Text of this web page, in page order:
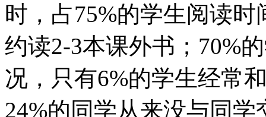
时，占75%的学生阅读
约读2-3本课外书；70%
况，只有6%的学生经常
24%的同学从来没与同